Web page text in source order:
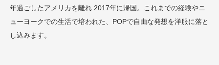
年過ごしたアメリカを離れ 2017年に帰国。これまでの経験やニ
ューヨークでの生活で培われた、POPで自由な発想を洋服に落と
し込みます。